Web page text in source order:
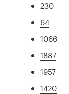
230
64
1066
1887
1957
1420